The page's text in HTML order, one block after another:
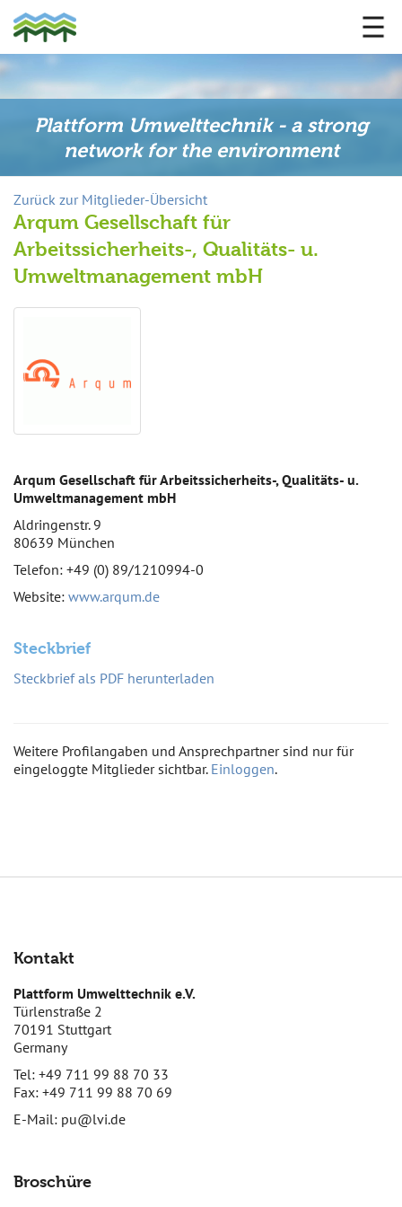
Plattform Umwelttechnik - a strong
network for the environment
Zurück zur Mitglieder-Übersicht
Arqum Gesellschaft für
Arbeitssicherheits-, Qualitäts- u.
Umweltmanagement mbH
Arqum Gesellschaft für Arbeitssicherheits-, Qualitäts- u.
Umweltmanagement mbH
Aldringenstr. 9
80639 München
Telefon: +49 (0) 89/1210994-0
Website: www.arqum.de
Steckbrief
Steckbrief als PDF herunterladen
Weitere Profilangaben und Ansprechpartner sind nur für
eingeloggte Mitglieder sichtbar. Einloggen.
Kontakt
Plattform Umwelttechnik e.V.
Türlenstraße 2
70191 Stuttgart
Germany
Tel: +49 711 99 88 70 33
Fax: +49 711 99 88 70 69
E-Mail: pu@lvi.de
Broschüre